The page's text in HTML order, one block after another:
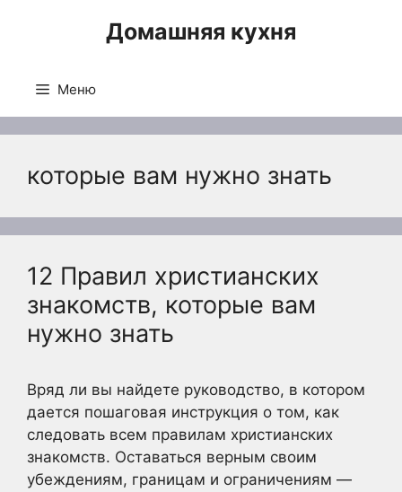
Домашняя кухня
Меню
которые вам нужно знать
12 Правил христианских
знакомств, которые вам
нужно знать
Вряд ли вы найдете руководство, в котором
дается пошаговая инструкция о том, как
следовать всем правилам христианских
знакомств. Оставаться верным своим
убеждениям, границам и ограничениям —